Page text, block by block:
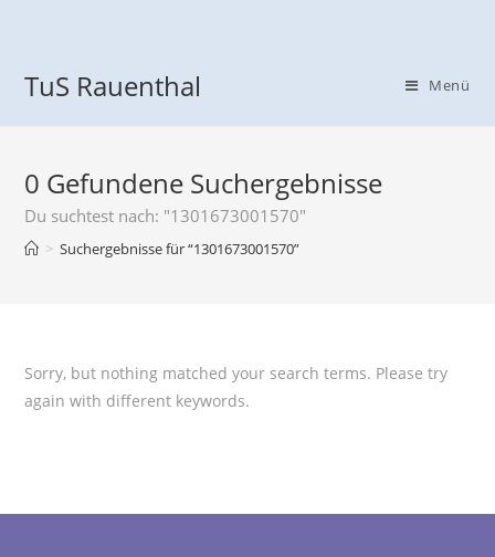
TuS Rauenthal Menü
0 Gefundene Suchergebnisse
Du suchtest nach: "1301673001570"
> Suchergebnisse für“1301673001570”
Sorry, but nothing matched your search terms. Please try
again with different keywords.